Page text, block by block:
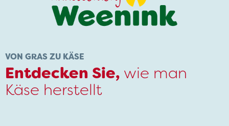
WEBSHOP
KONTAKT
VON GRAS ZU KÄSE
Entdecken Sie, wie man
Käse herstellt